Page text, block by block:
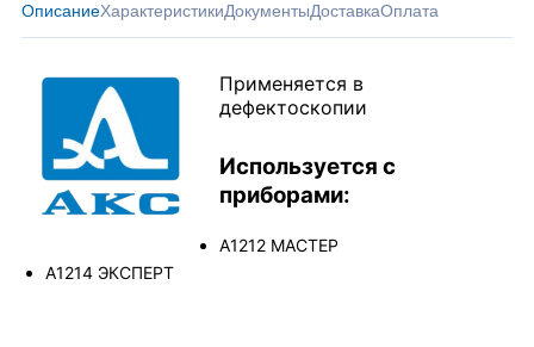
ОписаниеХарактеристикиДокументыДоставкаОплата
Применяется в
дефектоскопии
Используется с
приборами:
А1212 МАСТЕР
А1214 ЭКСПЕРТ